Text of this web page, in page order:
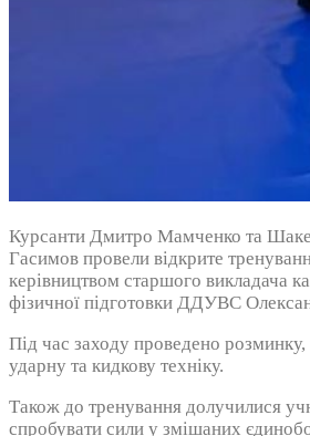
Курсанти Дмитро Мамченко та
Гасимов провели відкрите
керівництвом старшого викладача
фізичної підготовки ДДУВС
Під час заходу проведено розминку,
ударну та кидкову техніку.
Також до тренування долучилися
спробувати сили у змішаних